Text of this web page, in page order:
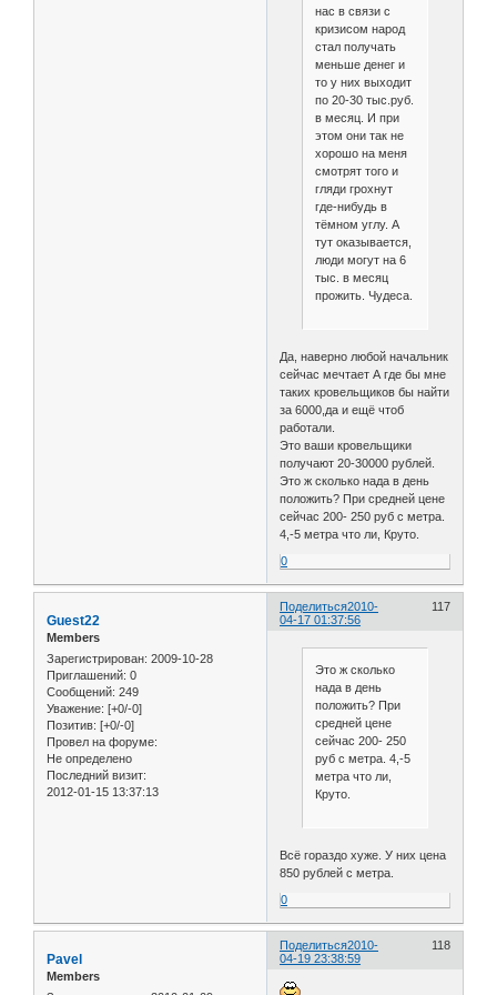
нас в связи с
кризисом народ
стал получать
меньше денег и
то у них выходит
по 20-30 тыс.руб.
в месяц. И при
этом они так не
хорошо на меня
смотрят того и
гляди грохнут
где-нибудь в
тёмном углу. А
тут оказывается,
люди могут на 6
тыс. в месяц
прожить. Чудеса.
Да, наверно любой начальник
сейчас мечтает А где бы мне
таких кровельщиков бы найти
за 6000,да и ещё чтоб
работали.
Это ваши кровельщики
получают 20-30000 рублей.
Это ж сколько нада в день
положить? При средней цене
сейчас 200- 250 руб с метра.
4,-5 метра что ли, Круто.
0
Поделиться 117
2010-
04-17 01:37:56
Guest22
Members
Зарегистрирован: 2009-10-28
Приглашений: 0
Сообщений: 249
Уважение: [+0/-0]
Позитив: [+0/-0]
Провел на форуме:
Не определено
Последний визит:
2012-01-15 13:37:13
Это ж сколько
нада в день
положить? При
средней цене
сейчас 200- 250
руб с метра. 4,-5
метра что ли,
Круто.
Всё гораздо хуже. У них цена
850 рублей с метра.
0
Поделиться 118
2010-
04-19 23:38:59
Pavel
Members